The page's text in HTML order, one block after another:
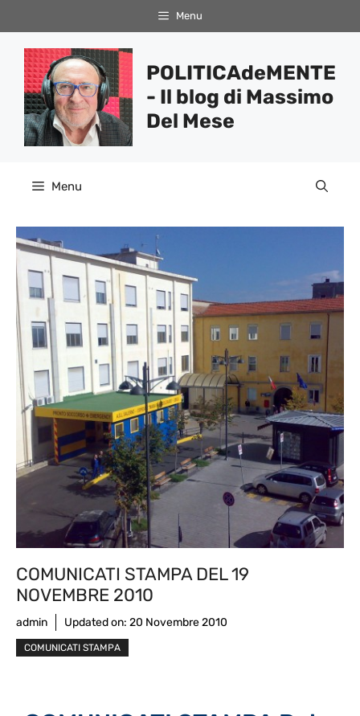
al
contenuto
Menu
POLITICAdeMENTE
- Il blog di Massimo
Del Mese
Menu
COMUNICATI STAMPA DEL 19
NOVEMBRE 2010
admin Updated on: 20 Novembre 2010
COMUNICATI STAMPA